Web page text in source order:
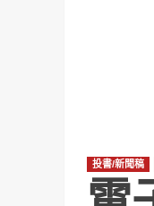
投書/新聞稿